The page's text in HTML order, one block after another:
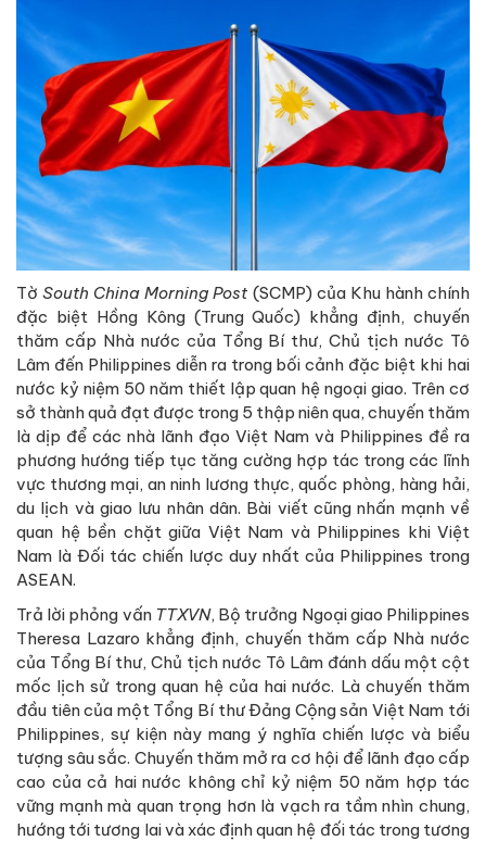
TờSouth China Morning Post (SCMP) của Khu hành chính
đặc biệt Hồng Kông (Trung Quốc) khẳng định, chuyến
thăm cấp Nhà nước của Tổng Bí thư, Chủ tịch nước Tô
Lâm đến Philippines diễn ra trong bối cảnh đặc biệt khi hai
nước kỷ niệm 50 năm thiết lập quan hệ ngoại giao. Trên cơ
sở thành quả đạt được trong 5 thập niên qua, chuyến thăm
là dịp để các nhà lãnh đạo Việt Nam và Philippines đề ra
phương hướng tiếp tục tăng cường hợp tác trong các lĩnh
vực thương mại, an ninh lương thực, quốc phòng, hàng hải,
du lịch và giao lưu nhân dân. Bài viết cũng nhấn mạnh về
quan hệ bền chặt giữa Việt Nam và Philippines khi Việt
Nam là Đối tác chiến lược duy nhất của Philippines trong
ASEAN.
Trả lời phỏng vấn TTXVN, Bộ trưởng Ngoại giao Philippines
Theresa Lazaro khẳng định, chuyến thăm cấp Nhà nước
của Tổng Bí thư, Chủ tịch nước Tô Lâm đánh dấu một cột
mốc lịch sử trong quan hệ của hai nước. Là chuyến thăm
đầu tiên của một Tổng Bí thư Đảng Cộng sản Việt Nam tới
Philippines, sự kiện này mang ý nghĩa chiến lược và biểu
tượng sâu sắc. Chuyến thăm mở ra cơ hội để lãnh đạo cấp
cao của cả hai nước không chỉ kỷ niệm 50 năm hợp tác
vững mạnh mà quan trọng hơn là vạch ra tầm nhìn chung,
hướng tới tương lai và xác định quan hệ đối tác trong tương